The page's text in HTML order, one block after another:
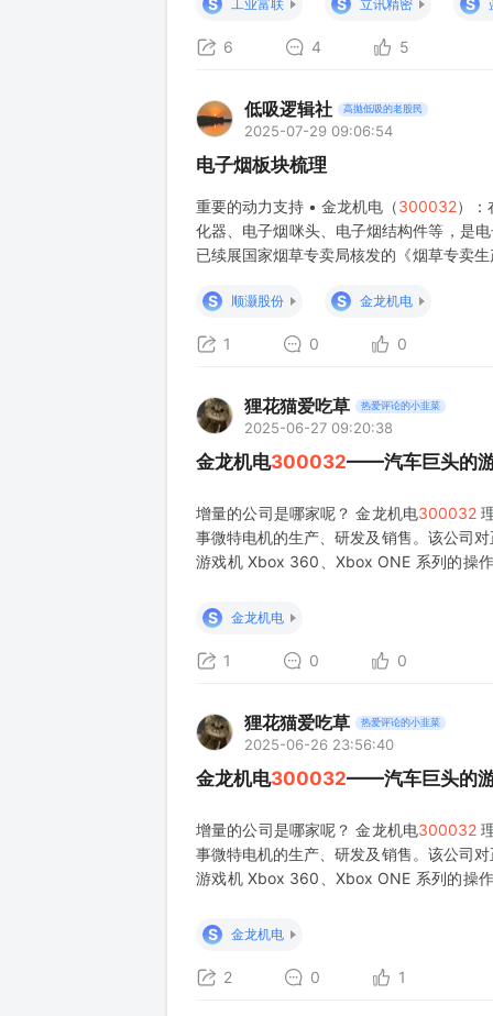
S 工业富联 S 立讯精密 S
6 4 5
低吸逻辑社 高抛低吸的老股民
2025-07-29 09:06:54
电子烟板块梳理
重要的动力支持 • 金龙机电（300032）
化器、电子烟咪头、电子烟结构件等，是
已续展国家烟草专卖局核发的《烟草专卖
S
顺灏股份 S 金龙机电
1 0 0
狸花猫爱吃草 热爱评论的小韭菜
2025-06-27 09:20:38
金龙机电300032——汽车巨头的
增量的公司是哪家呢？ 金龙机电300032
事微特电机的生产、研发及销售。该公司
游戏机 Xbox 360、Xbox ONE 系列的操
全球高端手柄马达7
S 金龙机电
1 0 0
狸花猫爱吃草 热爱评论的小韭菜
2025-06-26 23:56:40
金龙机电300032——汽车巨头的
增量的公司是哪家呢？ 金龙机电300032
事微特电机的生产、研发及销售。该公司
游戏机 Xbox 360、Xbox ONE 系列的操
全球高端手柄马达7
S 金龙机电
2 0 1